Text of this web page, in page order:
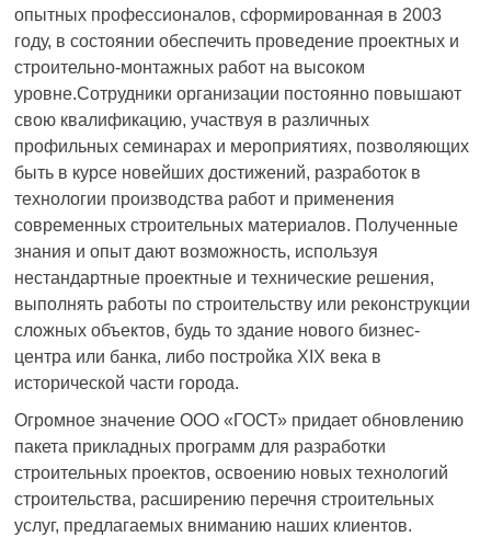
опытных профессионалов, сформированная в 2003
году, в состоянии обеспечить проведение проектных и
строительно-монтажных работ на высоком
уровне.Сотрудники организации постоянно повышают
свою квалификацию, участвуя в различных
профильных семинарах и мероприятиях, позволяющих
быть в курсе новейших достижений, разработок в
технологии производства работ и применения
современных строительных материалов. Полученные
знания и опыт дают возможность, используя
нестандартные проектные и технические решения,
выполнять работы по строительству или реконструкции
сложных объектов, будь то здание нового бизнес-
центра или банка, либо постройка XIX века в
исторической части города.
Огромное значение ООО «ГОСТ» придает обновлению
пакета прикладных программ для разработки
строительных проектов, освоению новых технологий
строительства, расширению перечня строительных
услуг, предлагаемых вниманию наших клиентов.